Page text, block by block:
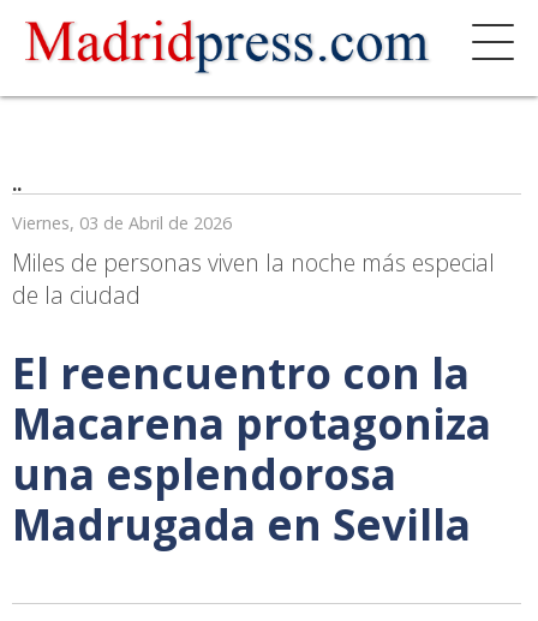
..
Viernes, 03 de Abril de 2026
Miles de personas viven la noche más especial
de la ciudad
El reencuentro con la
Macarena protagoniza
una esplendorosa
Madrugada en Sevilla